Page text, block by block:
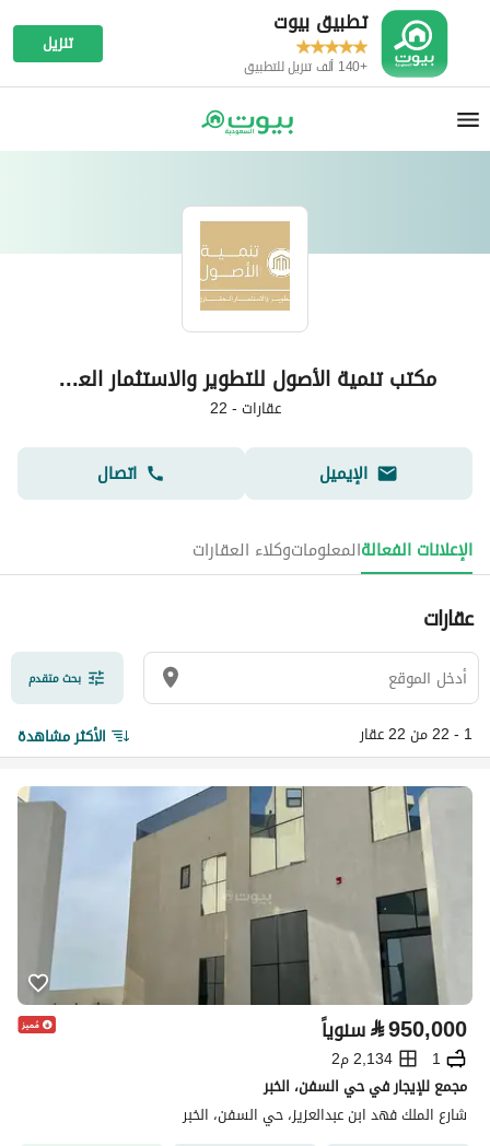
تطبيق بيوت
+140 ألف تنزيل للتطبيق
تنزيل
مكتب تنمية الأصول للتطوير والاستثمار العقاري
عقارات-
22
الإيميل اتصال
الإعلانات الفعالةالمعلوماتوكلاء العقارات
عقارات
بحث متقدم
1 - 22 من 22 عقار الأكثر مشاهدة
⃁950,000 سنوياً
1
2,134 م2
مجمع للإيجار في حي السفن، الخبر
شارع الملك فهد ابن عبدالعزيز، حي السفن، الخبر